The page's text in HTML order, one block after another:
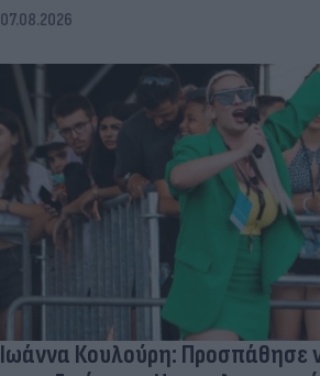
07.08.2026
Ιωάννα Κουλούρη: Προσπάθησε